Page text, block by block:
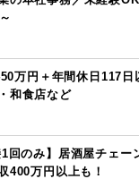
万円＋年間休日117
和食店など
1回のみ】居酒屋チェ
400万円以上も！